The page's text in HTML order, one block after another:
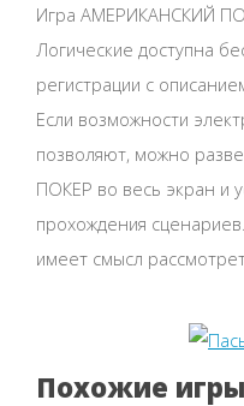
Игра АМЕРИКАНСКИЙ
Логические доступна
регистрации с
Если возможности
позволяют, можно
ПОКЕР во весь экран и
прохождения
имеет смысл
Похожие игры